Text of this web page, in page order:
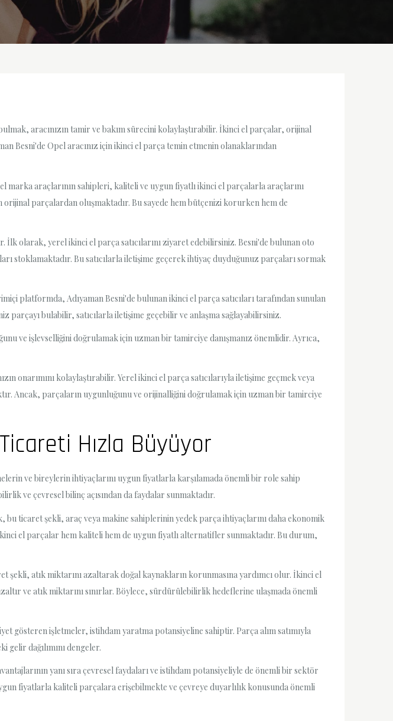
aracınızın tamir ve bakım sürecini kolaylaştırabilir. İkinci el parçalar, orijinal
Besni'de Opel aracınız için ikinci el parça temin etmenin olanaklarından
araçlarının sahipleri, kaliteli ve uygun fiyatlı ikinci el parçalarla araçlarını
parçalardan oluşmaktadır. Bu sayede hem bütçenizi korurken hem de
olarak, yerel ikinci el parça satıcılarını ziyaret edebilirsiniz. Besni'de bulunan oto
stoklamaktadır. Bu satıcılarla iletişime geçerek ihtiyaç duyduğunuz parçaları sormak
platformda, Adıyaman Besni'de bulunan ikinci el parça satıcıları tarafından sunulan
bulabilir, satıcılarla iletişime geçebilir ve anlaşma sağlayabilirsiniz.
ve işlevselliğini doğrulamak için uzman bir tamirciye danışmanız önemlidir. Ayrıca,
onarımını kolaylaştırabilir. Yerel ikinci el parça satıcılarıyla iletişime geçmek veya
Ancak, parçaların uygunluğunu ve orijinalliğini doğrulamak için uzman bir tamirciye
Hızla Büyüyor
ve bireylerin ihtiyaçlarını uygun fiyatlarla karşılamada önemli bir role sahip
ve çevresel bilinç açısından da faydalar sunmaktadır.
ticaret şekli, araç veya makine sahiplerinin yedek parça ihtiyaçlarını daha ekonomik
el parçalar hem kaliteli hem de uygun fiyatlı alternatifler sunmaktadır. Bu durum,
atık miktarını azaltarak doğal kaynakların korunmasına yardımcı olur. İkinci el
ve atık miktarını sınırlar. Böylece, sürdürülebilirlik hedeflerine ulaşmada önemli
gösteren işletmeler, istihdam yaratma potansiyeline sahiptir. Parça alım satımıyla
dağılımını dengeler.
yanı sıra çevresel faydaları ve istihdam potansiyeliyle de önemli bir sektör
fiyatlarla kaliteli parçalara erişebilmekte ve çevreye duyarlılık konusunda önemli